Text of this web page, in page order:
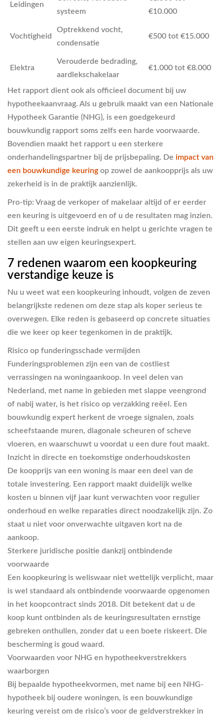
Leidingen
systeem
€10.000
Vochtigheid
Optrekkend vocht,
condensatie
€500 tot €15.000
Elektra
Verouderde bedrading,
aardlekschakelaar
€1.000 tot €8.000
Het rapport dient ook als officieel document bij uw
hypotheekaanvraag. Als u gebruik maakt van een Nationale
Hypotheek Garantie (NHG), is een goedgekeurd
bouwkundig rapport soms zelfs een harde voorwaarde.
Bovendien maakt het rapport u een sterkere
onderhandelingspartner bij de prijsbepaling. De impact van
een bouwkundige keuring op zowel de aankoopprijs als uw
zekerheid is in de praktijk aanzienlijk.
Pro-tip: Vraag de verkoper of makelaar altijd of er eerder
een keuring is uitgevoerd en of u de resultaten mag inzien.
Dit geeft u een eerste indruk en helpt u gerichte vragen te
stellen aan uw eigen keuringsexpert.
7 redenen waarom een koopkeuring
verstandige keuze is
Nu u weet wat een koopkeuring inhoudt, volgen de zeven
belangrijkste redenen om deze stap als koper serieus te
overwegen. Elke reden is gebaseerd op concrete situaties
die we keer op keer tegenkomen in de praktijk.
Risico op funderingsschade vermijden
Funderingsproblemen zijn een van de costliest
verrassingen na woningaankoop. In veel delen van
Nederland, met name in gebieden met slappe veengrond
of nabij water, is het risico op verzakking reëel. Een
bouwkundig expert herkent de vroege signalen, zoals
scheefstaande muren, diagonale scheuren of scheve
vloeren, en waarschuwt u voordat u een dure fout maakt.
Inzicht in directe en toekomstige onderhoudskosten
De koopprijs van een woning is maar een deel van de
totale investering. Een rapport maakt duidelijk welke
kosten u binnen vijf jaar kunt verwachten voor regulier
onderhoud en welke reparaties direct noodzakelijk zijn. Zo
staat u niet voor onverwachte uitgaven kort na de
aankoop.
Sterkere juridische positie dankzij ontbindende
voorwaarde
Een koopkeuring is weliswaar niet wettelijk verplicht, maar
is wel standaard als ontbindende voorwaarde opgenomen
in het koopcontract sinds 2018. Dit betekent dat u de
koop kunt ontbinden als de keuringsresultaten ernstige
gebreken onthullen, zonder dat u een boete riskeert. Die
bescherming is goud waard.
Voorwaarden voor NHG en hypotheekverstrekkers
waarborgen
Bij bepaalde hypotheekvormen, met name bij een NHG-
hypotheek bij oudere woningen, is een bouwkundige
keuring vereist om de risico’s voor de geldverstrekker in